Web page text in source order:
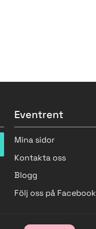
Eventrent
Mina sidor
Kontakta oss
Blogg
Följ oss på Facebook